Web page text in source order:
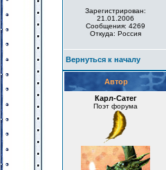
Зарегистрирован:
21.01.2006
Сообщения: 4269
Откуда: Россия
Вернуться к началу
Автор
Карл-Сатег
Поэт форума